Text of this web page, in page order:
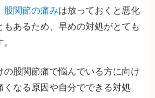
股関節の痛みは放っておくと悪化
もあるため、早めの対処がとても
の股関節痛で悩んでいる方に向け
くなる原因や自分でできる対処